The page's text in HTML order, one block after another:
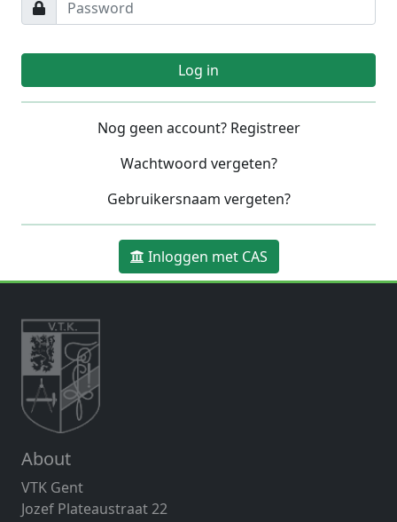
Log in
Nog geen account? Registreer
Wachtwoord vergeten?
Gebruikersnaam vergeten?
Inloggen met CAS
About
VTK Gent
Jozef Plateaustraat 22